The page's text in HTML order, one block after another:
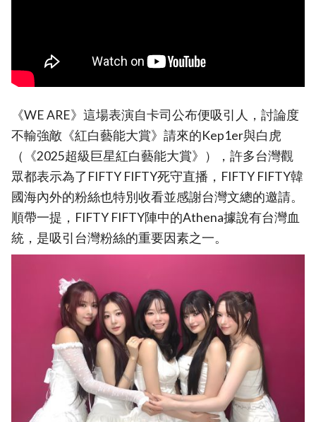
《WE ARE》這場表演自卡司公布便吸引人，討論度
不輸強敵《紅白藝能大賞》請來的Kep1er與白虎
（《2025超級巨星紅白藝能大賞》），許多台灣觀
眾都表示為了FIFTY FIFTY死守直播，FIFTY FIFTY韓
國海內外的粉絲也特別收看並感謝台灣文總的邀請。
順帶一提，FIFTY FIFTY陣中的Athena據說有台灣血
統，是吸引台灣粉絲的重要因素之一。